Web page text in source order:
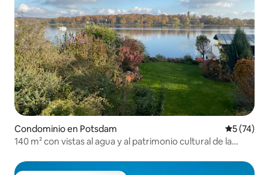
Condominio en Potsdam
5 (74)
140 m² con vistas al agua y al patrimonio cultural de la